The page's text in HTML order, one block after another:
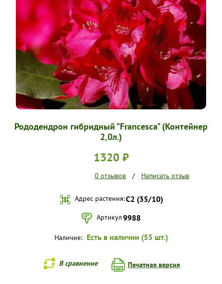
УСЛОВИЯ РАБОТЫ
КОНТАКТЫ
Рододендрон гибридный "Francesca" (Контейнер
2,0л.)
1320 ₽
0 отзывов / Написать отзыв
Адрес растения:С2 (35/10)
Артикул9988
Наличие: Есть в наличии (55 шт.)
В сравнение Печатная версия